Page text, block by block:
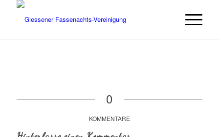
0
KOMMENTARE